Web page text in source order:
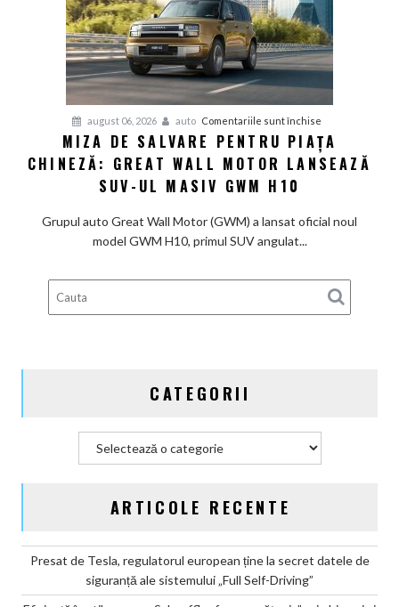
pensie,
deși
profitul
în
cu
așteptările
august 06, 2026 auto Comentariile sunt închise
Miza
de
piața
Motor
lansează
MIZA DE SALVARE PENTRU PIAȚA
CHINEZĂ: GREAT WALL MOTOR LANSEAZĂ
SUV-UL MASIV GWM H10
Grupul auto Great Wall Motor (GWM) a lansat oficial noul
model GWM H10, primul SUV angulat...
CATEGORII
ARTICOLE RECENTE
Presat de Tesla, regulatorul european ține la secret datele de
siguranță ale sistemului „Full Self-Driving”